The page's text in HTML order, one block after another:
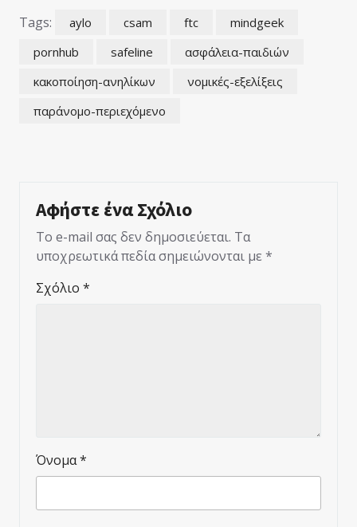
Tags: aylo csam ftc
mindgeek
pornhub
safeline
ασφάλεια-παιδιών
κακοποίηση-ανηλίκων
νομικές-εξελίξεις
παράνομο-περιεχόμενο
Αφήστε ένα Σχόλιο
Το e-mail σας δεν δημοσιεύεται. Τα
υποχρεωτικά πεδία σημειώνονται με *
Σχόλιο *
Όνομα*